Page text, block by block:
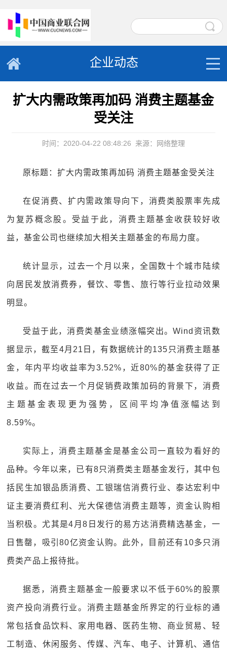
企业动态
扩大内需政策再加码 消费主题基金
受关注
时间：2020-04-22 08:48:26 来源：网络整理
原标题：扩大内需政策再加码 消费主题基金受关注
在促消费、扩内需政策导向下，消费类股票率先成
为复苏概念股。受益于此，消费主题基金收获较好收
益，基金公司也继续加大相关主题基金的布局力度。
统计显示，过去一个月以来，全国数十个城市陆续
向居民发放消费券，餐饮、零售、旅行等行业拉动效果
明显。
受益于此，消费类基金业绩涨幅突出。Wind资讯数
据显示，截至4月21日，有数据统计的135只消费主题基
金，年内平均收益率为3.52%，近80%的基金获得了正
收益。而在过去一个月促销费政策加码的背景下，消费
主题基金表现更为强势，区间平均净值涨幅达到
8.59%。
实际上，消费主题基金是基金公司一直较为看好的
品种。今年以来，已有8只消费类主题基金发行，其中包
括民生加银品质消费、工银瑞信消费行业、泰达宏利中
证主要消费红利、光大保德信消费主题等，资金认购相
当积极。尤其是4月8日发行的易方达消费精选基金，一
日售罄，吸引80亿资金认购。此外，目前还有10多只消
费类产品上报待批。
据悉，消费主题基金一般要求以不低于60%的股票
资产投向消费行业。消费主题基金所界定的行业标的通
常包括食品饮料、家用电器、医药生物、商业贸易、轻
工制造、休闲服务、传媒、汽车、电子、计算机、通信